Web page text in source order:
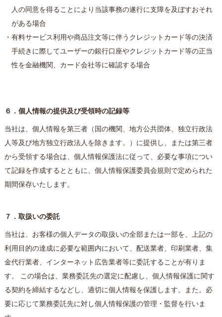
人の同意を得ることにより当該事務の遂行に支障を及ぼすおそれ
がある場合
・有料サービス利用や商品注文等に伴うクレジットカード等の決済
手続きに際してユーザーの銀行口座やクレジットカード等の正当
性を金融機関、カード会社等に確認する場合
６．個人情報の提供及び受領時の記録等
当社は、個人情報を第三者（国の機関、地方公共団体、独立行政法
人等及び地方独立行政法人を除きます。）に提供し、または第三者
から受領する場合は、個人情報保護法に従って、必要な事項につい
て記録を作成するとともに、個人情報保護委員会規則で定められた
期間保存いたします。
７．取扱いの委託
当社は、お客様の個人データの取扱いの全部または一部を、上記の
利用目的の達成に必要な範囲内において、配送業者、印刷業者、集
金代行業者、インターネット広告業者等に委託することが有りま
す。 この場合は、業務委託先の選定に配慮し、個人情報保護に関す
る契約を締結するなどし、適切に個人情報を保護します。また。必
要に応じて業務委託先に対し個人情報保護の管理・監督を行いま